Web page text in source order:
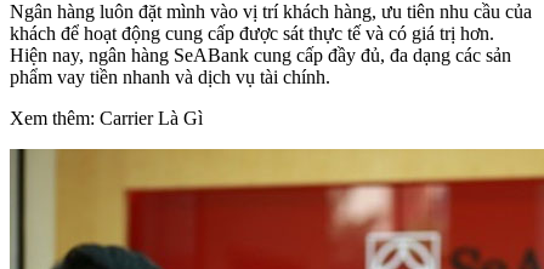
Ngân hàng luôn đặt mình vào vị trí khách hàng, ưu tiên nhu cầu của
khách để hoạt động cung cấp được sát thực tế và có giá trị hơn.
Hiện nay, ngân hàng SeABank cung cấp đầy đủ, đa dạng các sản
phẩm vay tiền nhanh và dịch vụ tài chính.
Xem thêm: Carrier Là Gì